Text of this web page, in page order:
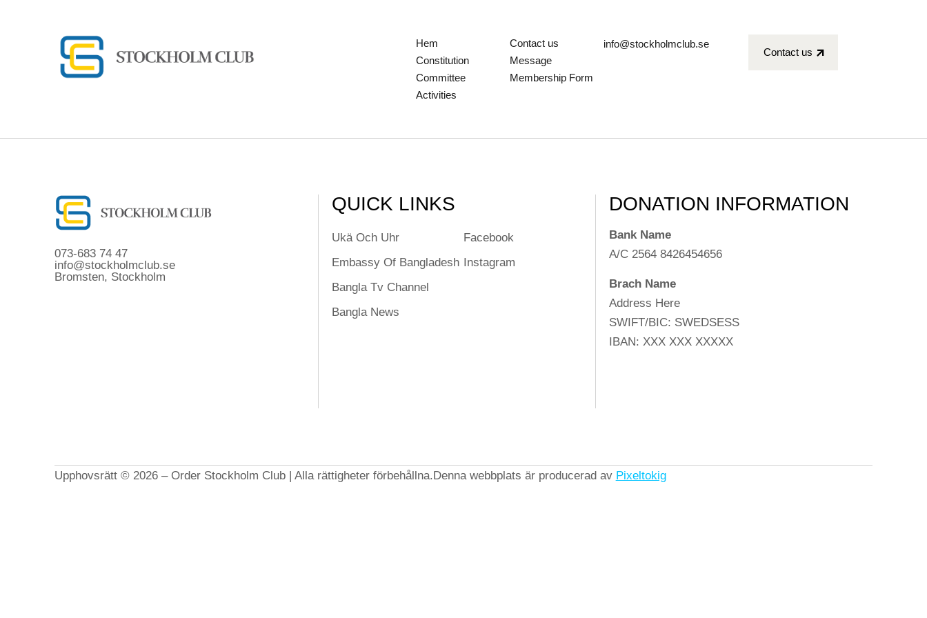
Hem
Constitution
Committee
Activities
Contact us
Message
Membership Form
info@stockholmclub.se
Contact us
073-683 74 47
info@stockholmclub.se
Bromsten, Stockholm
QUICK LINKS
Ukä Och Uhr
Embassy Of Bangladesh
Bangla Tv Channel
Bangla News
Facebook
Instagram
DONATION INFORMATION
Bank Name
A/C 2564 8426454656
Brach Name
Address Here
SWIFT/BIC: SWEDSESS
IBAN: XXX XXX XXXXX
Upphovsrätt © 2026 – Order Stockholm Club | Alla rättigheter förbehållna.Denna webbplats är producerad av Pixeltokig